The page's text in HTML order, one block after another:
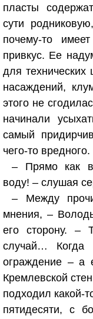
пласты
сути
почему-то
привкус. Ее
для
насаждений,
этого не
начинали
самый
чего-то вредного.
– Прямо как
воду! – слушая
– Между
мнения, –
его сторону. –
случай… Когда
ограждение – а
Кремлевской
подходил какой-
пятидесяти, с